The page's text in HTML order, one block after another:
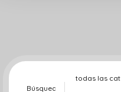
todas las cat